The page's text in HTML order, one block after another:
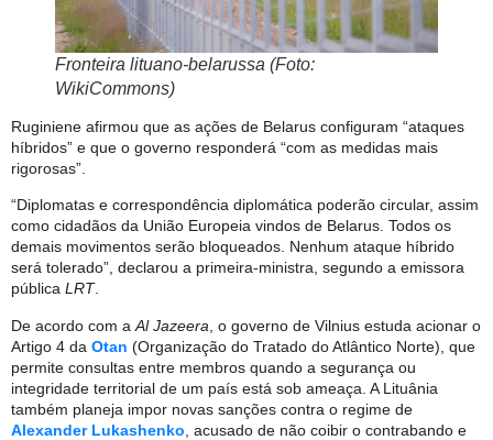
Fronteira lituano-belarussa (Foto:
WikiCommons)
Ruginiene afirmou que as ações de Belarus configuram “ataques
híbridos” e que o governo responderá “com as medidas mais
rigorosas”.
“Diplomatas e correspondência diplomática poderão circular, assim
como cidadãos da União Europeia vindos de Belarus. Todos os
demais movimentos serão bloqueados. Nenhum ataque híbrido
será tolerado”, declarou a primeira-ministra, segundo a emissora
pública LRT.
De acordo com a Al Jazeera , o governo de Vilnius estuda acionar o
Artigo 4 da Otan (Organização do Tratado do Atlântico Norte), que
permite consultas entre membros quando a segurança ou
integridade territorial de um país está sob ameaça. A Lituânia
também planeja impor novas sanções contra o regime de
Alexander Lukashenko , acusado de não coibir o contrabando e